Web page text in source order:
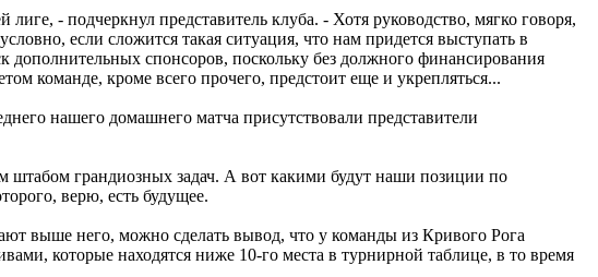
- подчеркнул представитель клуба. - Хотя руководство, мягко говоря,
если сложится такая ситуация, что нам придется выступать в
спонсоров, поскольку без должного финансирования
команде, кроме всего прочего, предстоит еще и укрепляться...
нашего домашнего матча присутствовали представители
штабом грандиозных задач. А вот какими будут наши позиции по
верю, есть будущее.
выше него, можно сделать вывод, что у команды из Кривого Рога
которые находятся ниже 10-го места в турнирной таблице, в то время